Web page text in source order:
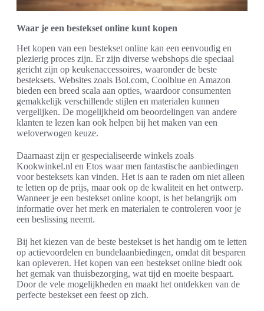
Waar je een bestekset online kunt kopen
Het kopen van een bestekset online kan een eenvoudig en
plezierig proces zijn. Er zijn diverse webshops die speciaal
gericht zijn op keukenaccessoires, waaronder de beste
besteksets. Websites zoals Bol.com, Coolblue en Amazon
bieden een breed scala aan opties, waardoor consumenten
gemakkelijk verschillende stijlen en materialen kunnen
vergelijken. De mogelijkheid om beoordelingen van andere
klanten te lezen kan ook helpen bij het maken van een
weloverwogen keuze.
Daarnaast zijn er gespecialiseerde winkels zoals
Kookwinkel.nl en Etos waar men fantastische aanbiedingen
voor besteksets kan vinden. Het is aan te raden om niet alleen
te letten op de prijs, maar ook op de kwaliteit en het ontwerp.
Wanneer je een bestekset online koopt, is het belangrijk om
informatie over het merk en materialen te controleren voor je
een beslissing neemt.
Bij het kiezen van de beste bestekset is het handig om te letten
op actievoordelen en bundelaanbiedingen, omdat dit besparen
kan opleveren. Het kopen van een bestekset online biedt ook
het gemak van thuisbezorging, wat tijd en moeite bespaart.
Door de vele mogelijkheden en maakt het ontdekken van de
perfecte bestekset een feest op zich.